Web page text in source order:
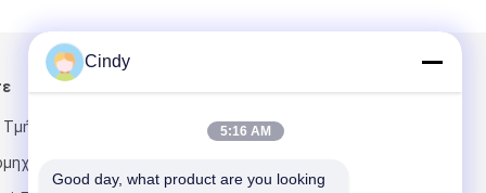
2,
Cindy
5:16 AM
Good day, what product are you looking